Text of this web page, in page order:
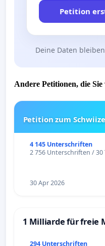
Petition
Deine Daten
Andere Petitionen, die
Petition zum
4 145 Unterschriften
2 756 Unterschriften / 30
30 Apr 2026
1 Milliarde für freie
294 Unterschriften